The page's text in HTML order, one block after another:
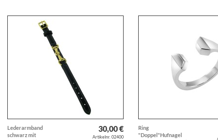
Lederarmband
schwarz mit
30,00 €
Artikelnr. 02400
Ring
"Doppel"Hufnagel